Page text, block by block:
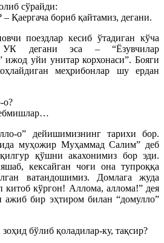
сўрайди:
Қаергача бориб қайтамиз, дегани.
поездлар кесиб ўтадиган кўча
УК дегани эса – “Ёзувчилар
уйи унитар корхонаси”. Бояги
меҳрибонлар шу ердан
о?
о” дейишимизнинг тарихи бор.
муҳожир Муҳаммад Салим” деб
қўшни акахонимиз бор эди.
кексайган чоғи она тупроққа
ватандошимиз. Домлага жуда
китоб кўргон! Аллома, аллома!” дея
бир эҳтиром билан “домулло”
бўлиб қоладилар-ку, тақсир?